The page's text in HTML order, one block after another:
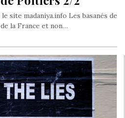
site madaniya.info Les basanés de
la France et non…